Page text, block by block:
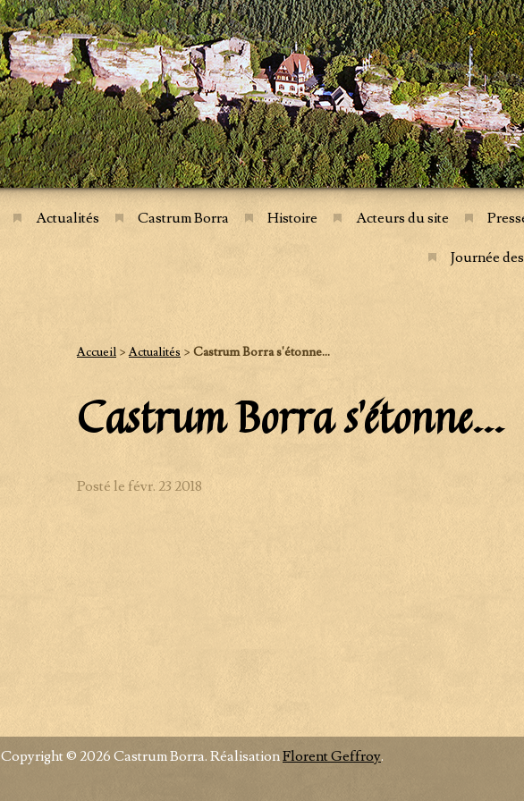
Actualités Castrum Borra Histoire Acteurs du site
Journée
Accueil > Actualités > Castrum Borra s'étonne...
Castrum Borra s'étonne...
Posté le févr. 23 2018
Copyright © 2026 Castrum Borra. RéalisationFlorent Geffroy.